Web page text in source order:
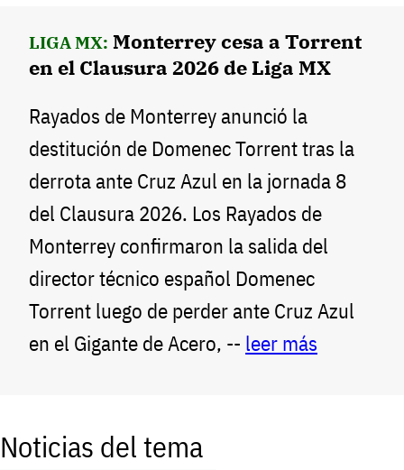
LIGA MX: Monterrey cesa a Torrent
en el Clausura 2026 de Liga MX
Rayados de Monterrey anunció la
destitución de Domenec Torrent tras la
derrota ante Cruz Azul en la jornada 8
del Clausura 2026. Los Rayados de
Monterrey confirmaron la salida del
director técnico español Domenec
Torrent luego de perder ante Cruz Azul
en el Gigante de Acero, -- leer más
Noticias del tema